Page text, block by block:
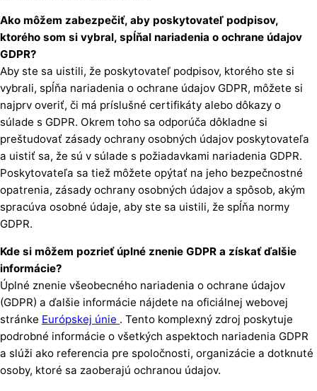
Ako môžem zabezpečiť, aby poskytovateľ podpisov,
ktorého som si vybral, spĺňal nariadenia o ochrane údajov
GDPR?
Aby ste sa uistili, že poskytovateľ podpisov, ktorého ste si
vybrali, spĺňa nariadenia o ochrane údajov GDPR, môžete si
najprv overiť, či má príslušné certifikáty alebo dôkazy o
súlade s GDPR. Okrem toho sa odporúča dôkladne si
preštudovať zásady ochrany osobných údajov poskytovateľa
a uistiť sa, že sú v súlade s požiadavkami nariadenia GDPR.
Poskytovateľa sa tiež môžete opýtať na jeho bezpečnostné
opatrenia, zásady ochrany osobných údajov a spôsob, akým
spracúva osobné údaje, aby ste sa uistili, že spĺňa normy
GDPR.
Kde si môžem pozrieť úplné znenie GDPR a získať ďalšie
informácie?
Úplné znenie všeobecného nariadenia o ochrane údajov
(GDPR) a ďalšie informácie nájdete na oficiálnej webovej
stránke Európskej únie . Tento komplexný zdroj poskytuje
podrobné informácie o všetkých aspektoch nariadenia GDPR
a slúži ako referencia pre spoločnosti, organizácie a dotknuté
osoby, ktoré sa zaoberajú ochranou údajov.